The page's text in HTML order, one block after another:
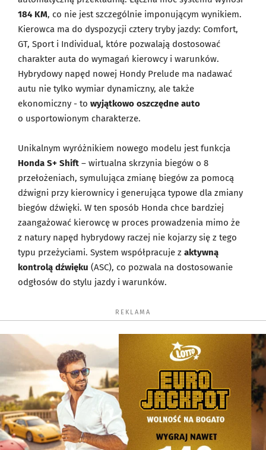
184 KM, co nie jest szczególnie imponującym wynikiem.
Kierowca ma do dyspozycji cztery tryby jazdy: Comfort,
GT, Sport i Individual, które pozwalają dostosować
charakter auta do wymagań kierowcy i warunków.
Hybrydowy napęd nowej Hondy Prelude ma nadawać
autu nie tylko wymiar dynamiczny, ale także
ekonomiczny - to wyjątkowo oszczędne auto
o usportowionym charakterze.
Unikalnym wyróżnikiem nowego modelu jest funkcja
Honda S+ Shift – wirtualna skrzynia biegów o 8
przełożeniach, symulująca zmianę biegów za pomocą
dźwigni przy kierownicy i generująca typowe dla zmiany
biegów dźwięki. W ten sposób Honda chce bardziej
zaangażować kierowcę w proces prowadzenia mimo że
z natury napęd hybrydowy raczej nie kojarzy się z tego
typu przeżyciami. System współpracuje z aktywną
kontrolą dźwięku (ASC), co pozwala na dostosowanie
odgłosów do stylu jazdy i warunków.
REKLAMA